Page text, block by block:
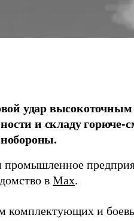
удар
и складу горюче-
в Max.
комплектующих и